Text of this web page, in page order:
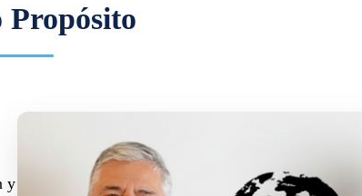
Propósito
y